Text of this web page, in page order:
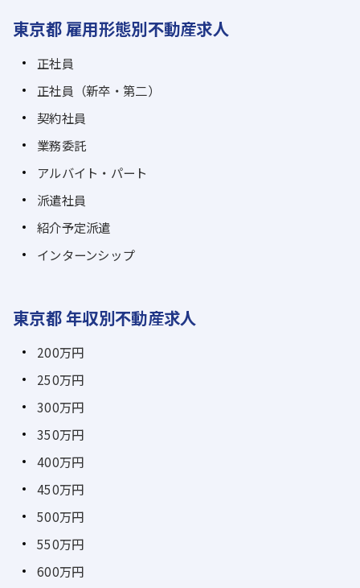
東京都 雇用形態別不動産求人
正社員
正社員（新卒・第二）
契約社員
業務委託
アルバイト・パート
派遣社員
紹介予定派遣
インターンシップ
東京都 年収別不動産求人
200万円
250万円
300万円
350万円
400万円
450万円
500万円
550万円
600万円